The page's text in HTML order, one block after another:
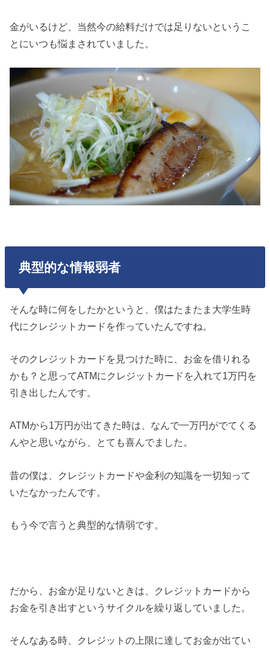
金がいるけど、当然今の給料だけでは足りないというこ
とにいつも悩まされていました。
典型的な情報弱者
そんな時に何をしたかというと、僕はたまたま大学生時
代にクレジットカードを作っていたんですね。
そのクレジットカードを見つけた時に、お金を借りれる
かも？と思ってATMにクレジットカードを入れて1万円を
引き出したんです。
ATMから1万円が出てきた時は、なんで一万円がでてくる
んやと思いながら、とても喜んでました。
昔の僕は、クレジットカードや金利の知識を一切知って
いたなかったんです。
もう今で言うと典型的な情弱です。
だから、お金が足りないときは、クレジットカードから
お金を引き出すというサイクルを繰り返していました。
そんなある時、クレジットの上限に達してお金が出てい